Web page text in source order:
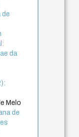
de
da
Melo
de